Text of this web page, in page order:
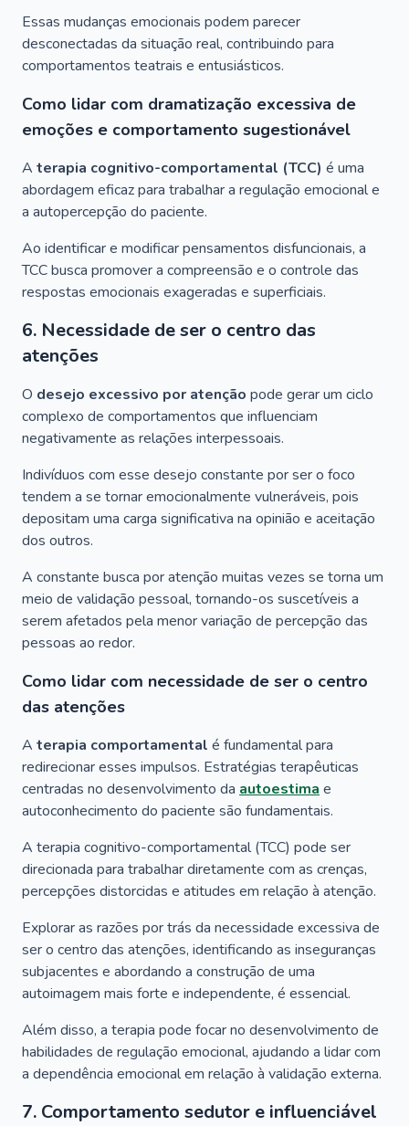
Essas mudanças emocionais podem parecer
desconectadas da situação real, contribuindo para
comportamentos teatrais e entusiásticos.
Como lidar com dramatização excessiva de
emoções e comportamento sugestionável
A terapia cognitivo-comportamental (TCC) é uma
abordagem eficaz para trabalhar a regulação emocional e
a autopercepção do paciente.
Ao identificar e modificar pensamentos disfuncionais, a
TCC busca promover a compreensão e o controle das
respostas emocionais exageradas e superficiais.
6. Necessidade de ser o centro das
atenções
O desejo excessivo por atenção pode gerar um ciclo
complexo de comportamentos que influenciam
negativamente as relações interpessoais.
Indivíduos com esse desejo constante por ser o foco
tendem a se tornar emocionalmente vulneráveis, pois
depositam uma carga significativa na opinião e aceitação
dos outros.
A constante busca por atenção muitas vezes se torna um
meio de validação pessoal, tornando-os suscetíveis a
serem afetados pela menor variação de percepção das
pessoas ao redor.
Como lidar com necessidade de ser o centro
das atenções
A terapia comportamental é fundamental para
redirecionar esses impulsos. Estratégias terapêuticas
centradas no desenvolvimento da autoestimae
autoconhecimento do paciente são fundamentais.
A terapia cognitivo-comportamental (TCC) pode ser
direcionada para trabalhar diretamente com as crenças,
percepções distorcidas e atitudes em relação à atenção.
Explorar as razões por trás da necessidade excessiva de
ser o centro das atenções, identificando as inseguranças
subjacentes e abordando a construção de uma
autoimagem mais forte e independente, é essencial.
Além disso, a terapia pode focar no desenvolvimento de
habilidades de regulação emocional, ajudando a lidar com
a dependência emocional em relação à validação externa.
7. Comportamento sedutor e influenciável